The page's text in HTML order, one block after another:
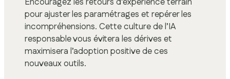
pour ajuster les paramétrages et repérer les
incompréhensions. Cette culture de l’IA
responsable vous évitera les dérives et
maximisera l’adoption positive de ces
nouveaux outils.